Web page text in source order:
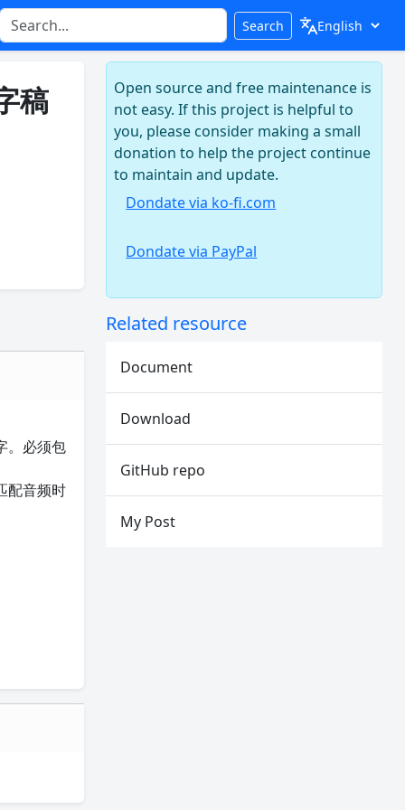
Search
稿
。必须包
配音频时
Open source and free maintenance is
not easy. If this project is helpful to
you, please consider making a small
donation to help the project continue
to maintain and update.
Dondate via ko-fi.com
Dondate via PayPal
Related resource
Document
Download
GitHub repo
My Post